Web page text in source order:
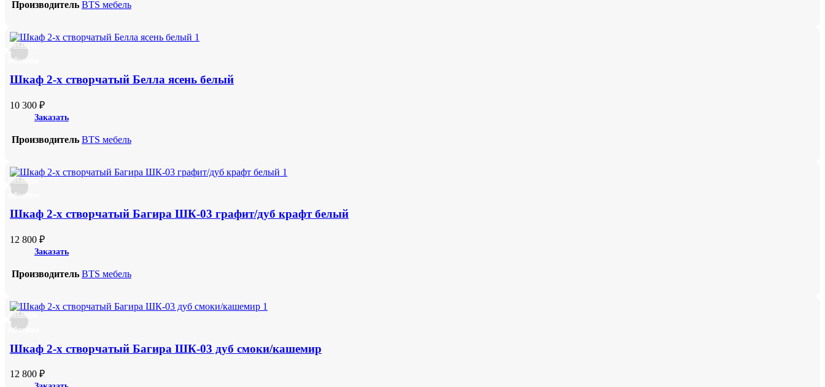
Производитель BTS мебель
Добавить
в
избранное
Шкаф 2-х створчатый Белла ясень белый
10 300 ₽
Заказать
Производитель BTS мебель
Добавить
в
избранное
Шкаф 2-х створчатый Багира ШК-03 графит/дуб крафт белый
12 800 ₽
Заказать
Производитель BTS мебель
Добавить
в
избранное
Шкаф 2-х створчатый Багира ШК-03 дуб смоки/кашемир
12 800 ₽